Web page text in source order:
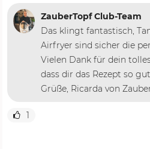
ZauberTopf Club-Team
Das klingt fantastisch,
Airfryer sind sicher die
Vielen Dank für dein
dass dir das Rezept so
Grüße, Ricarda von
1